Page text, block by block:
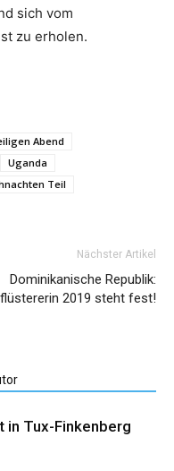
sich vom
zu erholen.
Abend
Uganda
Teil
Nächster Artikel
Dominikanische Republik:
2019 steht fest!
in Tux-Finkenberg